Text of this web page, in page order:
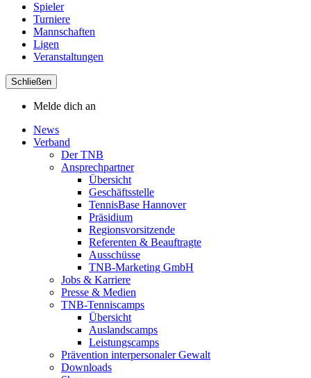
Spieler
Turniere
Mannschaften
Ligen
Veranstaltungen
Schließen
Melde dich an
News
Verband
Der TNB
Ansprechpartner
Übersicht
Geschäftsstelle
TennisBase Hannover
Präsidium
Regionsvorsitzende
Referenten & Beauftragte
Ausschüsse
TNB-Marketing GmbH
Jobs & Karriere
Presse & Medien
TNB-Tenniscamps
Übersicht
Auslandscamps
Leistungscamps
Prävention interpersonaler Gewalt
Downloads